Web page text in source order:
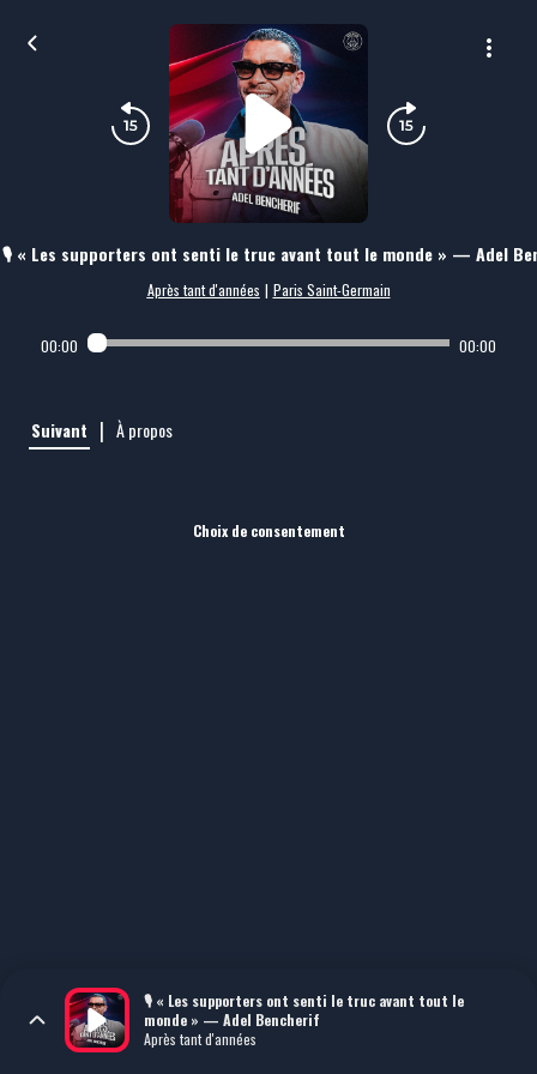
🎙️ « Les supporters ont senti le truc avant tout le monde » — Adel
Après tant d'années | Paris Saint-Germain
00:00 00:00
Suivant | À propos
Choix de consentement
🎙️ « Les supporters ont senti le truc avant tout le
monde » — Adel Bencherif
Après tant d'années